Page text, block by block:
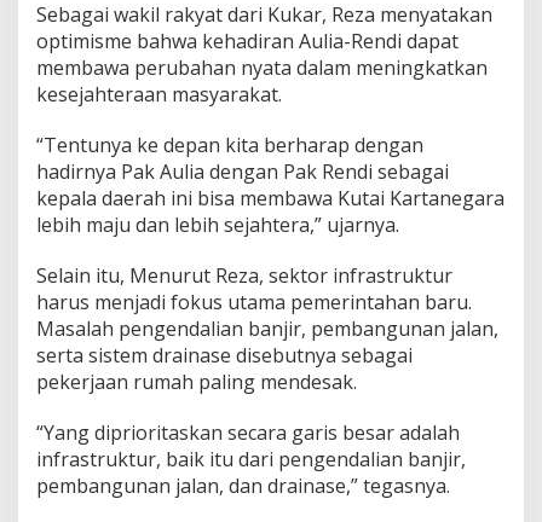
n
j
k
m
p
a
n
y
e
e
g
e
r
a
d
r
e
a
Sebagai wakil rakyat dari Kukar, Reza menyatakan
optimisme bahwa kehadiran Aulia-Rendi dapat
membawa perubahan nyata dalam meningkatkan
kesejahteraan masyarakat.
“Tentunya ke depan kita berharap dengan
hadirnya Pak Aulia dengan Pak Rendi sebagai
kepala daerah ini bisa membawa Kutai Kartanegara
lebih maju dan lebih sejahtera,” ujarnya.
Selain itu, Menurut Reza, sektor infrastruktur
harus menjadi fokus utama pemerintahan baru.
Masalah pengendalian banjir, pembangunan jalan,
serta sistem drainase disebutnya sebagai
pekerjaan rumah paling mendesak.
“Yang diprioritaskan secara garis besar adalah
infrastruktur, baik itu dari pengendalian banjir,
pembangunan jalan, dan drainase,” tegasnya.